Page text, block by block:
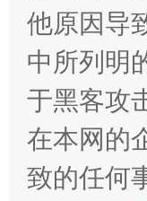
阿坝州三
他原因导
中所列明
于黑客攻
在本网的
致的任何